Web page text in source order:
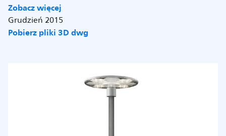
Zobacz więcej
Grudzień 2015
Pobierz pliki 3D dwg